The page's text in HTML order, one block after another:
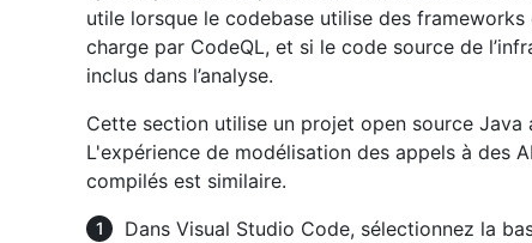
utile lorsque le codebase utilise des
charge par CodeQL, et si le code source de
inclus dans l’analyse.
Cette section utilise un projet open source
L'expérience de modélisation des appels à des
compilés est similaire.
Dans Visual Studio Code, sélectionnez la